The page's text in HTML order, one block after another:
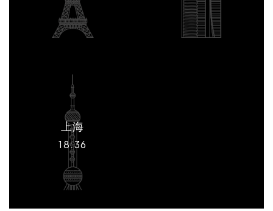
上海
18:36